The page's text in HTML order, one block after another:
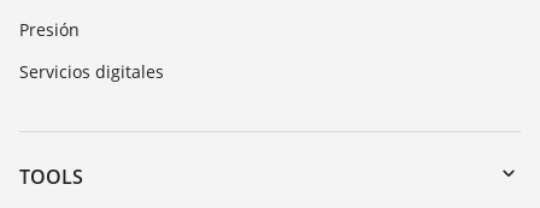
Presión
Servicios digitales
TOOLS